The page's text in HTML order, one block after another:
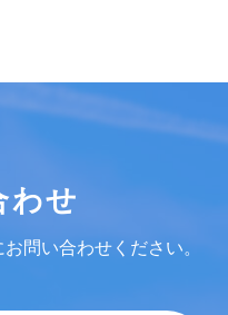
わせ
問い合わせください。